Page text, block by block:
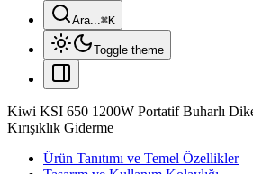
Ara...⌘K
Toggle theme
Kiwi KSI 650 1200W Portatif Buharlı
Kırışıklık Giderme
Ürün Tanıtımı ve Temel Özellikler